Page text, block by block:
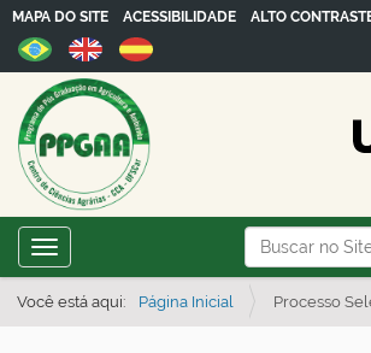
Busca
Busca
MAPA DO SITE ACESSIBILIDADE ALTO
Toggle navigation
Você está aqui: Página Inicial Processo